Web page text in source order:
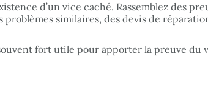
d’un vice caché. Rassemblez des
problèmes similaires, des devis de
fort utile pour apporter la preuve du